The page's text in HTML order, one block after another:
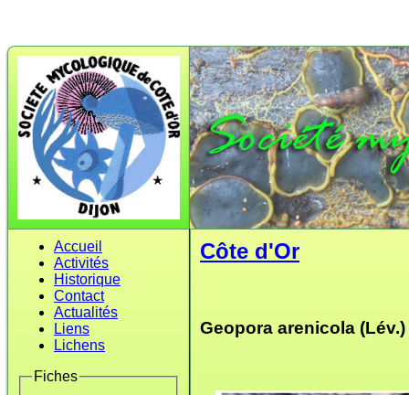
Accueil
Activités
Historique
Contact
Actualités
Liens
Lichens
Fiches
Côte d'Or
Geopora arenicola